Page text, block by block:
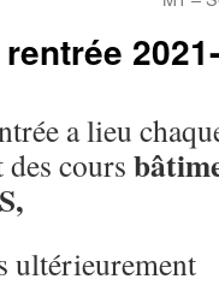
a lieu
des cours
ultérieurement